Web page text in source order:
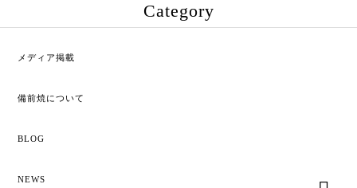
Category
メディア掲載
備前焼について
BLOG
NEWS